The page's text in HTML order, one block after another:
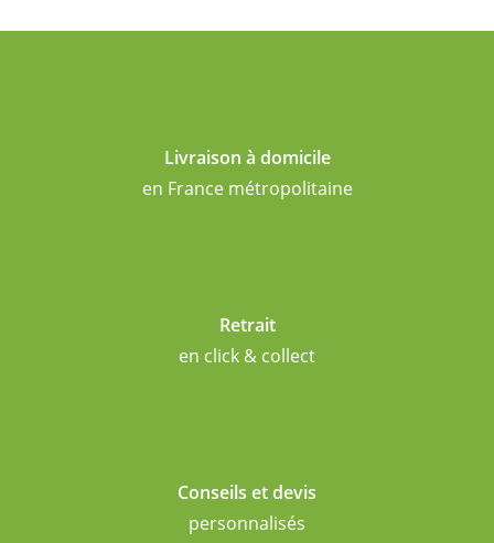
Livraison à domicile
en France métropolitaine
Retrait
en click & collect
Conseils et devis
personnalisés